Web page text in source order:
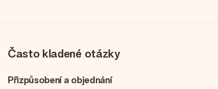
Často kladené otázky
Přizpůsobení a objednání